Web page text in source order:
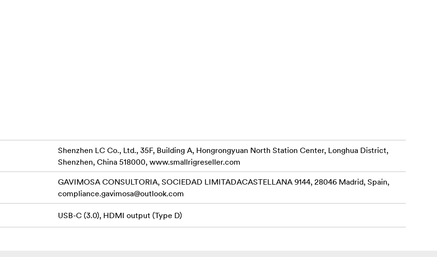
Shenzhen LC Co., Ltd., 35F, Building A, Hongrongyuan North Station Center, Longhua District,
Shenzhen, China 518000, www.smallrigreseller.com
GAVIMOSA CONSULTORIA, SOCIEDAD LIMITADACASTELLANA 9144, 28046 Madrid, Spain,
compliance.gavimosa@outlook.com
USB-C (3.0), HDMI output (Type D)